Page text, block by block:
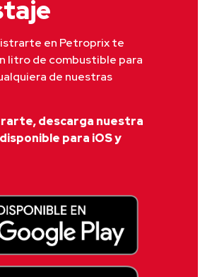
en Petroprix te
litro de combustible para
de nuestras
descarga nuestra
para iOS y